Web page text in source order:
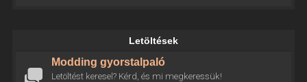
Letöltések
Modding gyorstalpaló
Letöltést keresel? Kérd, és mi megkeressük!